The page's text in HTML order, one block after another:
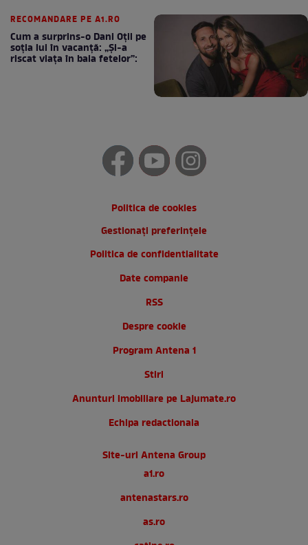
RECOMANDARE PE A1.RO
Cum a surprins-o Dani Oțil pe
soția lui în vacanță: „Și-a
riscat viața în baia fetelor”:
Politica de cookies
Gestionați preferințele
Politica de confidentialitate
Date companie
RSS
Despre cookie
Program Antena 1
Stiri
Anunturi imobiliare pe Lajumate.ro
Echipa redactionala
Site-uri Antena Group
a1.ro
antenastars.ro
as.ro